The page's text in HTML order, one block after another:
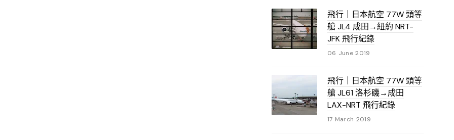
飛行｜日本航空 77W 頭等
艙 JL4 成田→紐約 NRT-
JFK 飛行紀錄
06 June 2019
飛行｜日本航空 77W 頭等
艙 JL61 洛杉磯→成田
LAX-NRT 飛行紀錄
17 March 2019